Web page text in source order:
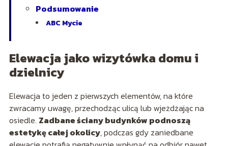
Podsumowanie
ABC Mycie
Elewacja jako wizytówka domu i
dzielnicy
Elewacja to jeden z pierwszych elementów, na które
zwracamy uwagę, przechodząc ulicą lub wjeżdżając na
osiedle. Zadbane ściany budynków podnoszą
estetykę całej okolicy, podczas gdy zaniedbane